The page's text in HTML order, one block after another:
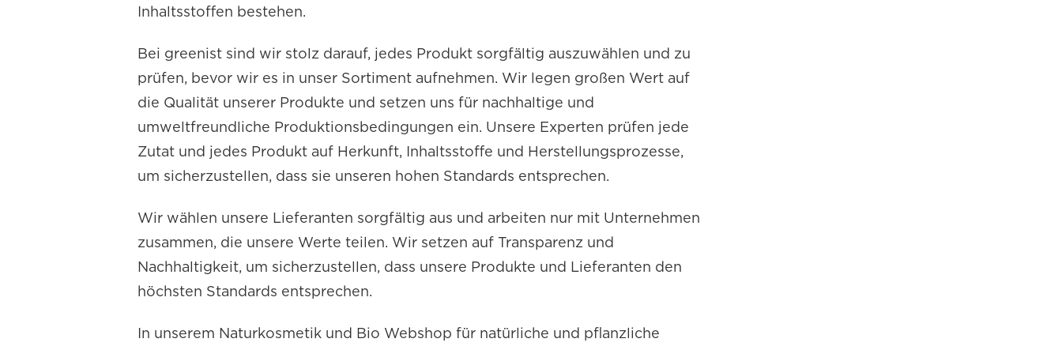
Inhaltsstoffen bestehen.
Bei greenist sind wir stolz darauf, jedes Produkt sorgfältig auszuwählen und zu
prüfen, bevor wir es in unser Sortiment aufnehmen. Wir legen großen Wert auf
die Qualität unserer Produkte und setzen uns für nachhaltige und
umweltfreundliche Produktionsbedingungen ein. Unsere Experten prüfen jede
Zutat und jedes Produkt auf Herkunft, Inhaltsstoffe und Herstellungsprozesse,
um sicherzustellen, dass sie unseren hohen Standards entsprechen.
Wir wählen unsere Lieferanten sorgfältig aus und arbeiten nur mit Unternehmen
zusammen, die unsere Werte teilen. Wir setzen auf Transparenz und
Nachhaltigkeit, um sicherzustellen, dass unsere Produkte und Lieferanten den
höchsten Standards entsprechen.
In unserem Naturkosmetik und Bio Webshop für natürliche und pflanzliche